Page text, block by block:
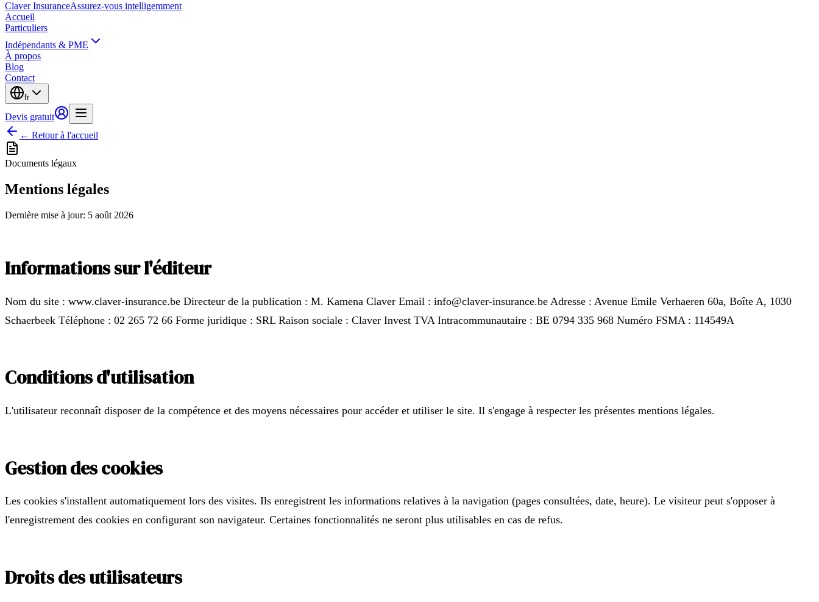
ClaverInsuranceAssurez-vous intelligemment
Accueil
Particuliers
Indépendants & PME
À propos
Blog
Contact
fr
Devis gratuit
← Retour à l'accueil
Documents légaux
Mentions légales
Dernière mise à jour: 5 août 2026
Informations sur l'éditeur
Nom du site : www.claver-insurance.be Directeur de la publication : M. Kamena Claver Email : info@claver-insurance.be Adresse : Avenue Emile Verhaeren 60a, Boîte A, 1030
Schaerbeek Téléphone : 02 265 72 66 Forme juridique : SRL Raison sociale : Claver Invest TVA Intracommunautaire : BE 0794 335 968 Numéro FSMA : 114549A
Conditions d'utilisation
L'utilisateur reconnaît disposer de la compétence et des moyens nécessaires pour accéder et utiliser le site. Il s'engage à respecter les présentes mentions légales.
Gestion des cookies
Les cookies s'installent automatiquement lors des visites. Ils enregistrent les informations relatives à la navigation (pages consultées, date, heure). Le visiteur peut s'opposer à
l'enregistrement des cookies en configurant son navigateur. Certaines fonctionnalités ne seront plus utilisables en cas de refus.
Droits des utilisateurs